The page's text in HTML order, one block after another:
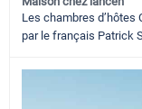
Les chambres
par le français Patrick